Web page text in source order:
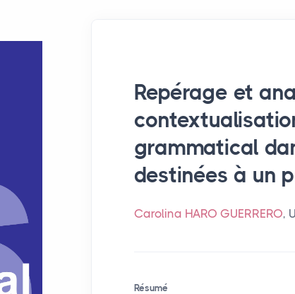
Repérage et
grammatical
destinées à un
Carolina HARO GUERRERO,
Résumé